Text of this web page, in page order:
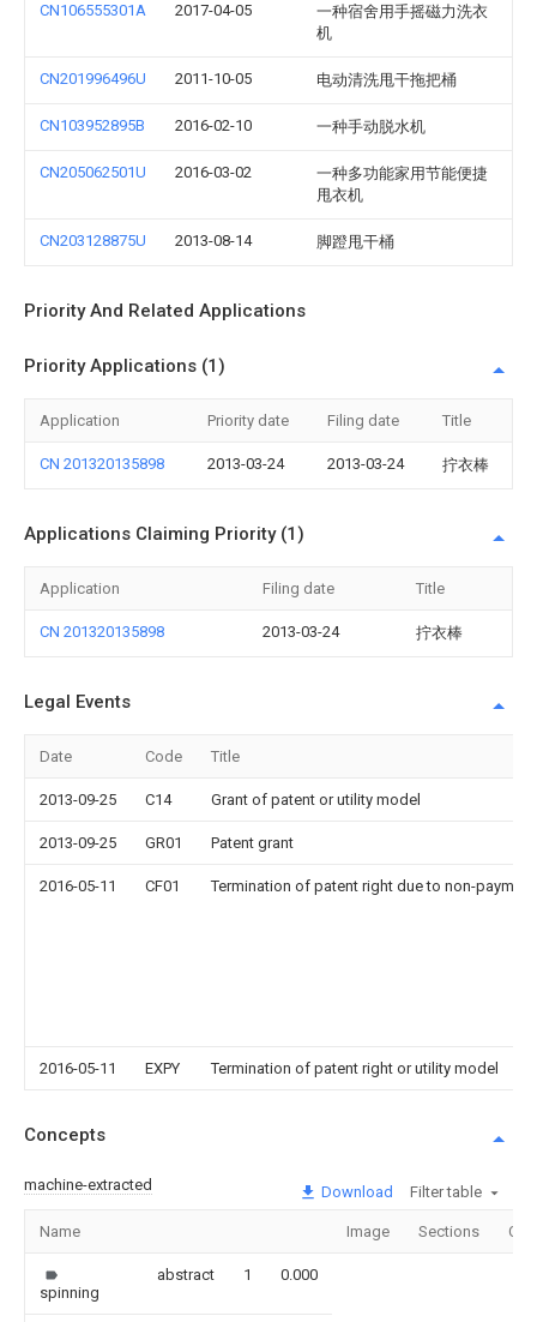
CN106555301A 2017-04-05
一种宿舍用手摇磁力洗衣
机
CN201996496U 2011-10-05 电动清洗甩干拖把桶
CN103952895B 2016-02-10 一种手动脱水机
CN205062501U 2016-03-02
一种多功能家用节能便捷
甩衣机
CN203128875U 2013-08-14 脚蹬甩干桶
Priority And Related Applications
Priority Applications (1)
Application Priority date Filing date Title
CN 201320135898 2013-03-24 2013-03-24 拧衣棒
Applications Claiming Priority (1)
Application Filing date Title
CN 201320135898 2013-03-24 拧衣棒
Legal Events
Date Code Title
2013-09-25 C14 Grant of patent or utility model
2013-09-25 GR01 Patent grant
2016-05-11 CF01 Termination of patent right due to non-
2016-05-11 EXPY Termination of patent right or utility model
Concepts
machine-extracted Download Filter table
Name Image Sections
spinning
abstract 1 0.000